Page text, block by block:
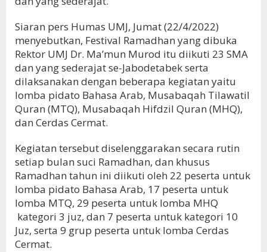
Siaran pers Humas UMJ, Jumat (22/4/2022)
menyebutkan, Festival Ramadhan yang dibuka
Rektor UMJ Dr. Ma’mun Murod itu diikuti 23 SMA
dan yang sederajat se-Jabodetabek serta
dilaksanakan dengan beberapa kegiatan yaitu
lomba pidato Bahasa Arab, Musabaqah Tilawatil
Quran (MTQ), Musabaqah Hifdzil Quran (MHQ),
dan Cerdas Cermat.
Kegiatan tersebut diselenggarakan secara rutin
setiap bulan suci Ramadhan, dan khusus
Ramadhan tahun ini diikuti oleh 22 peserta untuk
lomba pidato Bahasa Arab, 17 peserta untuk
lomba MTQ, 29 peserta untuk lomba MHQ
kategori 3 juz, dan 7 peserta untuk kategori 10
Juz, serta 9 grup peserta untuk lomba Cerdas
Cermat.